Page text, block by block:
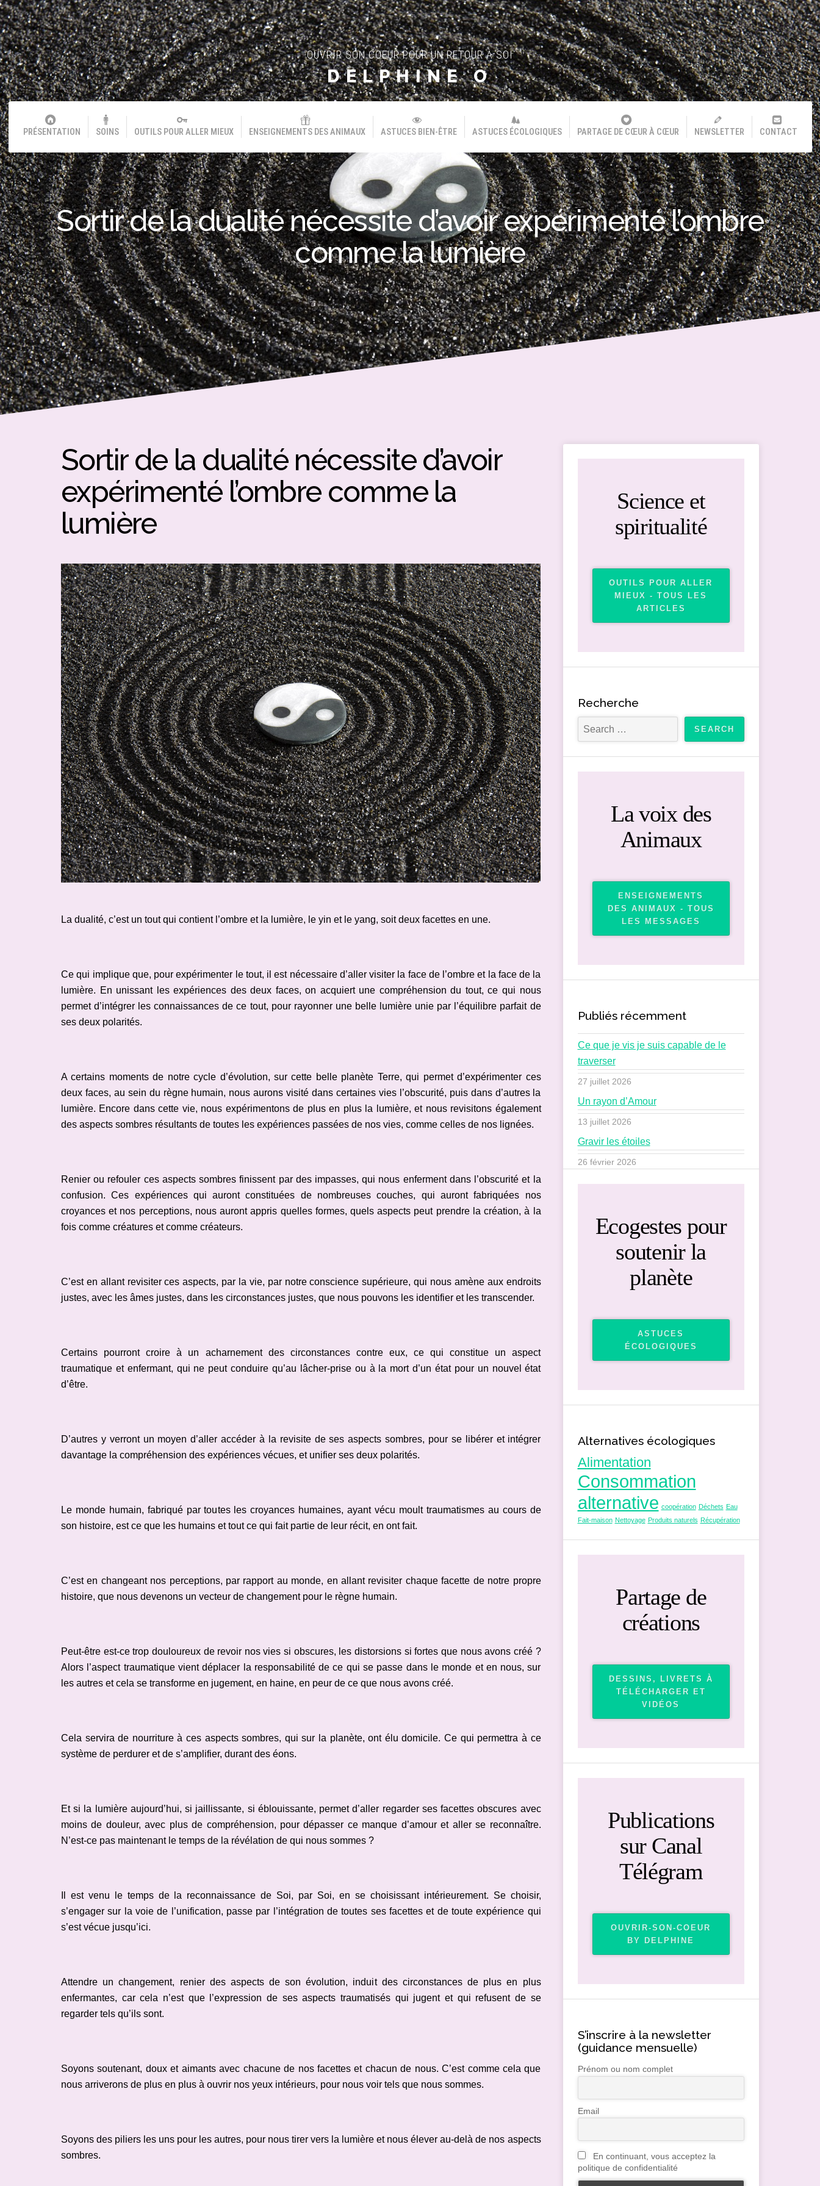
OUVRIR SON COEUR POUR UN RETOUR À SOI
DELPHINE O
PRÉSENTATION SOINS OUTILS POUR ALLER MIEUX ENSEIGNEMENTS DES ANIMAUX ASTUCES BIEN-ÊTRE ASTUCES ÉCOLOGIQUES PARTAGE DE CŒUR À CŒUR NEWSLETTER CONTACT
Sortir de la dualité nécessite d’avoir expérimenté l’ombre
comme la lumière
Sortir de la dualité nécessite d’avoir
expérimenté l’ombre comme la
lumière
La dualité, c’est un tout qui contient l’ombre et la lumière, le yin et le yang, soit deux facettes en une.
Ce qui implique que, pour expérimenter le tout, il est nécessaire d’aller visiter la face de l’ombre et la face de la
lumière. En unissant les expériences des deux faces, on acquiert une compréhension du tout, ce qui nous
permet d’intégrer les connaissances de ce tout, pour rayonner une belle lumière unie par l’équilibre parfait de
ses deux polarités.
A certains moments de notre cycle d’évolution, sur cette belle planète Terre, qui permet d’expérimenter ces
deux faces, au sein du règne humain, nous aurons visité dans certaines vies l’obscurité, puis dans d’autres la
lumière. Encore dans cette vie, nous expérimentons de plus en plus la lumière, et nous revisitons également
des aspects sombres résultants de toutes les expériences passées de nos vies, comme celles de nos lignées.
Renier ou refouler ces aspects sombres finissent par des impasses, qui nous enferment dans l’obscurité et la
confusion. Ces expériences qui auront constituées de nombreuses couches, qui auront fabriquées nos
croyances et nos perceptions, nous auront appris quelles formes, quels aspects peut prendre la création, à la
fois comme créatures et comme créateurs.
C’est en allant revisiter ces aspects, par la vie, par notre conscience supérieure, qui nous amène aux endroits
justes, avec les âmes justes, dans les circonstances justes, que nous pouvons les identifier et les transcender.
Certains pourront croire à un acharnement des circonstances contre eux, ce qui constitue un aspect
traumatique et enfermant, qui ne peut conduire qu’au lâcher-prise ou à la mort d’un état pour un nouvel état
d’être.
D’autres y verront un moyen d’aller accéder à la revisite de ses aspects sombres, pour se libérer et intégrer
davantage la compréhension des expériences vécues, et unifier ses deux polarités.
Le monde humain, fabriqué par toutes les croyances humaines, ayant vécu moult traumatismes au cours de
son histoire, est ce que les humains et tout ce qui fait partie de leur récit, en ont fait.
C’est en changeant nos perceptions, par rapport au monde, en allant revisiter chaque facette de notre propre
histoire, que nous devenons un vecteur de changement pour le règne humain.
Peut-être est-ce trop douloureux de revoir nos vies si obscures, les distorsions si fortes que nous avons créé ?
Alors l’aspect traumatique vient déplacer la responsabilité de ce qui se passe dans le monde et en nous, sur
les autres et cela se transforme en jugement, en haine, en peur de ce que nous avons créé.
Cela servira de nourriture à ces aspects sombres, qui sur la planète, ont élu domicile. Ce qui permettra à ce
système de perdurer et de s’amplifier, durant des éons.
Et si la lumière aujourd’hui, si jaillissante, si éblouissante, permet d’aller regarder ses facettes obscures avec
moins de douleur, avec plus de compréhension, pour dépasser ce manque d’amour et aller se reconnaître.
N’est-ce pas maintenant le temps de la révélation de qui nous sommes ?
Il est venu le temps de la reconnaissance de Soi, par Soi, en se choisissant intérieurement. Se choisir,
s’engager sur la voie de l’unification, passe par l’intégration de toutes ses facettes et de toute expérience qui
s’est vécue jusqu’ici.
Attendre un changement, renier des aspects de son évolution, induit des circonstances de plus en plus
enfermantes, car cela n’est que l’expression de ses aspects traumatisés qui jugent et qui refusent de se
regarder tels qu’ils sont.
Soyons soutenant, doux et aimants avec chacune de nos facettes et chacun de nous. C’est comme cela que
nous arriverons de plus en plus à ouvrir nos yeux intérieurs, pour nous voir tels que nous sommes.
Soyons des piliers les uns pour les autres, pour nous tirer vers la lumière et nous élever au-delà de nos aspects
sombres.
Science et
spiritualité
OUTILS POUR ALLER
MIEUX - TOUS LES
ARTICLES
Recherche
La voix des
Animaux
ENSEIGNEMENTS
DES ANIMAUX - TOUS
LES MESSAGES
Publiés récemment
Ce que je vis je suis capable de le
traverser
27 juillet 2026
Un rayon d’Amour
13 juillet 2026
Gravir les étoiles
26 février 2026
Ecogestes pour
soutenir la
planète
ASTUCES
ÉCOLOGIQUES
Alternatives écologiques
Alimentation
Consommation
alternative coopération Déchets Eau
Fait-maison Nettoyage Produits naturels Récupération
Partage de
créations
DESSINS, LIVRETS À
TÉLÉCHARGER ET
VIDÉOS
Publications
sur Canal
Télégram
OUVRIR-SON-COEUR
BY DELPHINE
S’inscrire à la newsletter
(guidance mensuelle)
Prénom ou nom complet
Email
En continuant, vous acceptez la
politique de confidentialité